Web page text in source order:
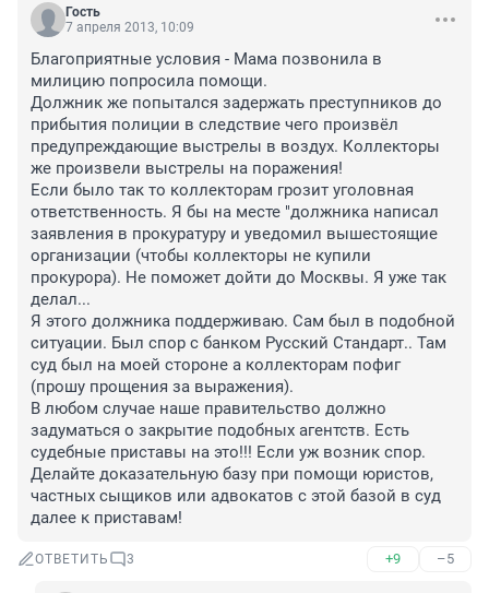
Гость
7 апреля 2013, 10:09
Благоприятные условия - Мама позвонила в
милицию попросила помощи.
Должник же попытался задержать преступников до
прибытия полиции в следствие чего произвёл
предупреждающие выстрелы в воздух. Коллекторы
же произвели выстрелы на поражения!
Если было так то коллекторам грозит уголовная
ответственность. Я бы на месте "должника написал
заявления в прокуратуру и уведомил вышестоящие
организации (чтобы коллекторы не купили
прокурора). Не поможет дойти до Москвы. Я уже так
делал...
Я этого должника поддерживаю. Сам был в подобной
ситуации. Был спор с банком Русский Стандарт.. Там
суд был на моей стороне а коллекторам пофиг
(прошу прощения за выражения).
В любом случае наше правительство должно
задуматься о закрытие подобных агентств. Есть
судебные приставы на это!!! Если уж возник спор.
Делайте доказательную базу при помощи юристов,
частных сыщиков или адвокатов с этой базой в суд
далее к приставам!
ОТВЕТИТЬ 3 +9 –5